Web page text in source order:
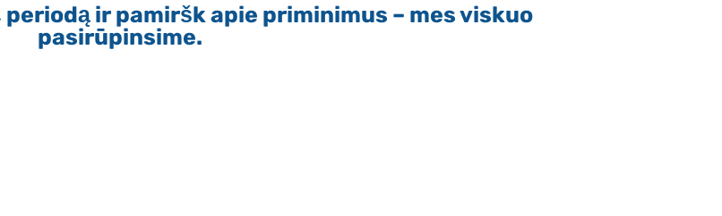
ir pamiršk apie priminimus – mes viskuo
pasirūpinsime.